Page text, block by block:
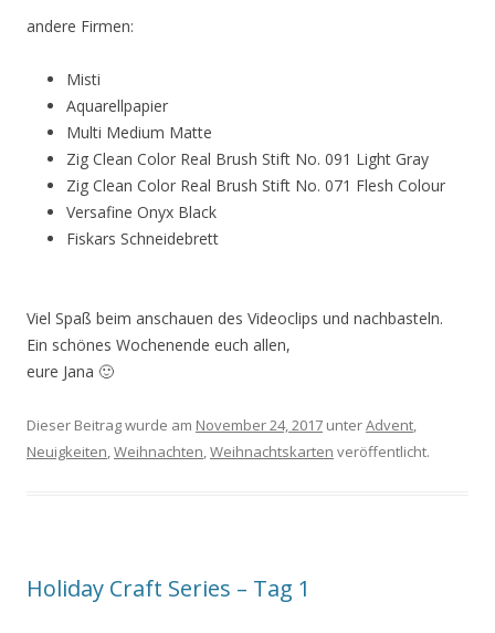
andere Firmen:
Misti
Aquarellpapier
Multi Medium Matte
Zig Clean Color Real Brush Stift No. 091 Light Gray
Zig Clean Color Real Brush Stift No. 071 Flesh Colour
Versafine Onyx Black
Fiskars Schneidebrett
Viel Spaß beim anschauen des Videoclips und nachbasteln.
Ein schönes Wochenende euch allen,
eure Jana 🙂
Dieser Beitrag wurde am November 24, 2017 unterAdvent,
Neuigkeiten,Weihnachten,Weihnachtskarten veröffentlicht.
Holiday Craft Series – Tag 1